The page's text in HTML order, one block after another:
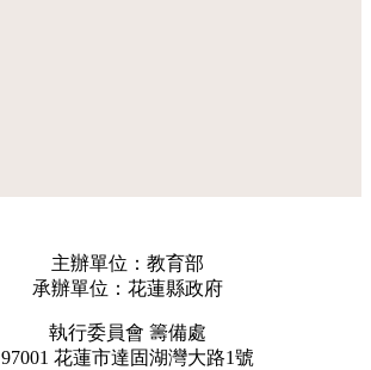
主辦單位：教育部
承辦單位：花蓮縣政府
執行委員會 籌備處
97001 花蓮市達固湖灣大路1號